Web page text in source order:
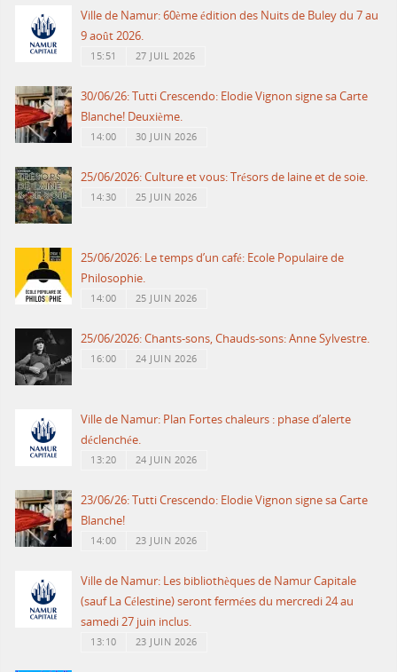
Ville de Namur: 60ème édition des Nuits de Buley du 7 au
9 août 2026.
15:51 27 JUIL 2026
30/06/26: Tutti Crescendo: Elodie Vignon signe sa Carte
Blanche! Deuxième.
14:00 30 JUIN 2026
25/06/2026: Culture et vous: Trésors de laine et de soie.
14:30 25 JUIN 2026
25/06/2026: Le temps d’un café: Ecole Populaire de
Philosophie.
14:00 25 JUIN 2026
25/06/2026: Chants-sons, Chauds-sons: Anne Sylvestre.
16:00 24 JUIN 2026
Ville de Namur: Plan Fortes chaleurs : phase d’alerte
déclenchée.
13:20 24 JUIN 2026
23/06/26: Tutti Crescendo: Elodie Vignon signe sa Carte
Blanche!
14:00 23 JUIN 2026
Ville de Namur: Les bibliothèques de Namur Capitale
(sauf La Célestine) seront fermées du mercredi 24 au
samedi 27 juin inclus.
13:10 23 JUIN 2026